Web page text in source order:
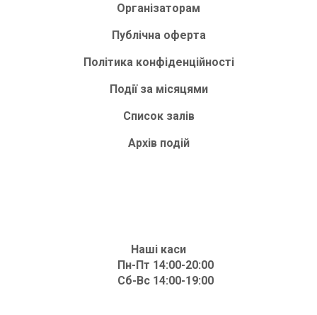
Організаторам
Публічна оферта
Політика конфіденційності
Події за місяцями
Список залів
Архів подій
Наші каси
Пн-Пт 14:00-20:00
Сб-Вс 14:00-19:00